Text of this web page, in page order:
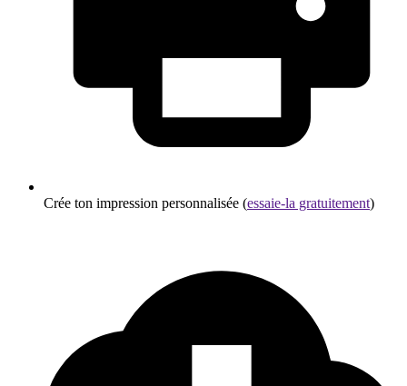
Crée ton impression personnalisée (essaie-la gratuitement)